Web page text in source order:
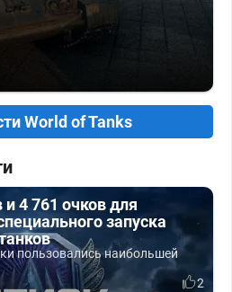
World of Tanks
4 761 очков для
запуска
пользовались наибольшей
2